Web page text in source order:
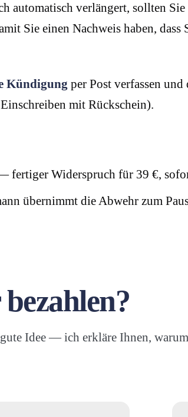
automatisch verlängert, sollten Sie
Sie einen Nachweis haben,
Kündigung per Post verfassen und
mit Rückschein).
fertiger Widerspruch für 39 €,
übernimmt die Abwehr zum
Idee — ich erkläre Ihnen,